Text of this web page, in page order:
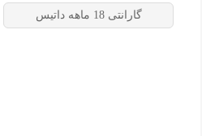
گارانتی 18 ماهه داتیس